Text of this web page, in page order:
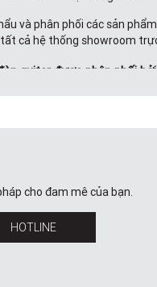
và phân phối các sản
cả hệ thống showroom
guitar được phân phối
phẩm khác nhau, dành
lịch sử hơn 60 năm chế
cho đam mê của bạn.
HOTLINE